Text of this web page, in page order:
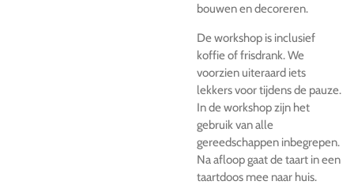
bouwen en decoreren.
De workshop is inclusief
koffie of frisdrank. We
voorzien uiteraard iets
lekkers voor tijdens de pauze.
In de workshop zijn het
gebruik van alle
gereedschappen inbegrepen.
Na afloop gaat de taart in een
taartdoos mee naar huis.